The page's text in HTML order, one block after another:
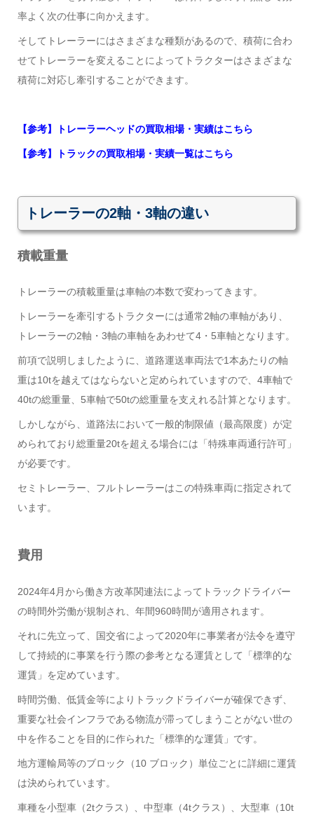
率よく次の仕事に向かえます。
そしてトレーラーにはさまざまな種類があるので、積荷に合わ
せてトレーラーを変えることによってトラクターはさまざまな
積荷に対応し牽引することができます。
【参考】トレーラーヘッドの買取相場・実績はこちら
【参考】トラックの買取相場・実績一覧はこちら
トレーラーの2軸・3軸の違い
積載重量
トレーラーの積載重量は車軸の本数で変わってきます。
トレーラーを牽引するトラクターには通常2軸の車軸があり、
トレーラーの2軸・3軸の車軸をあわせて4・5車軸となります。
前項で説明しましたように、道路運送車両法で1本あたりの軸
重は10tを越えてはならないと定められていますので、4車軸で
40tの総重量、5車軸で50tの総重量を支えれる計算となります。
しかしながら、道路法において一般的制限値（最高限度）が定
められており総重量20tを超える場合には「特殊車両通行許可」
が必要です。
セミトレーラー、フルトレーラーはこの特殊車両に指定されて
います。
費用
2024年4月から働き方改革関連法によってトラックドライバー
の時間外労働が規制され、年間960時間が適用されます。
それに先立って、国交省によって2020年に事業者が法令を遵守
して持続的に事業を行う際の参考となる運賃として「標準的な
運賃」を定めています。
時間労働、低賃金等によりトラックドライバーが確保できず、
重要な社会インフラである物流が滞ってしまうことがない世の
中を作ることを目的に作られた「標準的な運賃」です。
地方運輸局等のブロック（10 ブロック）単位ごとに詳細に運賃
は決められています。
車種を小型車（2tクラス）、中型車（4tクラス）、大型車（10t